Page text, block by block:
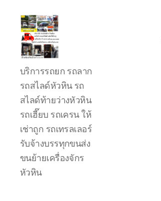
ลาก
รถ
สไลด์
เขต
หัวหิน
24
ชั่วโมง
ติดต่อ
โทร
บริการรถยก รถลาก
รถสไลด์หัวหิน รถ
สไลด์ท้ายว่างหัวหิน
รถเฮี๊ยบ รถเครน ให้
เช่าถูก รถเทรลเลอร์
รับจ้างบรรทุกขนส่ง
ขนย้ายเครื่องจักร
หัวหิน